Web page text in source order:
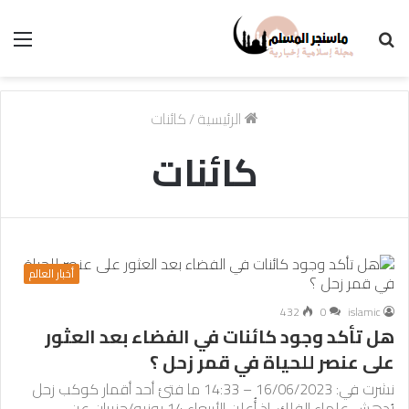
الرئيسية/كائنات
كائنات
أخبار العالم
islamic
0
432
هل تأكد وجود كائنات في الفضاء بعد العثور
على عنصر للحياة في قمر زحل ؟
نشرت في: 16/06/2023 – 14:33 ما فتئ أحد أقمار كوكب زحل